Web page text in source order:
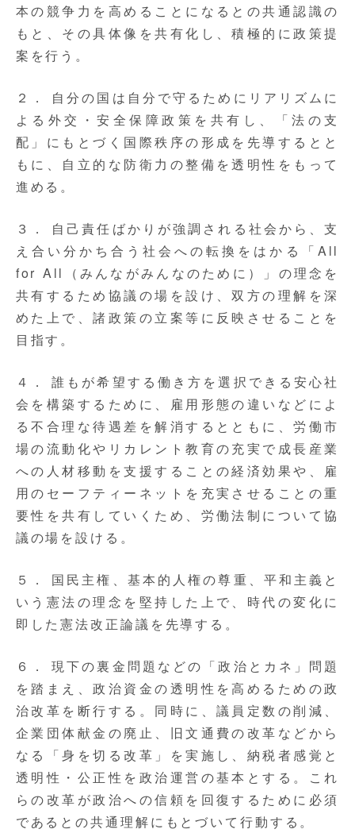
本の競争力を高めることになるとの共通認識の
もと、その具体像を共有化し、積極的に政策提
案を行う。
２． 自分の国は自分で守るためにリアリズムに
よる外交・安全保障政策を共有し、「法の支
配」にもとづく国際秩序の形成を先導するとと
もに、自立的な防衛力の整備を透明性をもって
進める。
３． 自己責任ばかりが強調される社会から、支
え合い分かち合う社会への転換をはかる「All
for All（みんながみんなのために）」の理念を
共有するため協議の場を設け、双方の理解を深
めた上で、諸政策の立案等に反映させることを
目指す。
４． 誰もが希望する働き方を選択できる安心社
会を構築するために、雇用形態の違いなどによ
る不合理な待遇差を解消するとともに、労働市
場の流動化やリカレント教育の充実で成長産業
への人材移動を支援することの経済効果や、雇
用のセーフティーネットを充実させることの重
要性を共有していくため、労働法制について協
議の場を設ける。
５． 国民主権、基本的人権の尊重、平和主義と
いう憲法の理念を堅持した上で、時代の変化に
即した憲法改正論議を先導する。
６． 現下の裏金問題などの「政治とカネ」問題
を踏まえ、政治資金の透明性を高めるための政
治改革を断行する。同時に、議員定数の削減、
企業団体献金の廃止、旧文通費の改革などから
なる「身を切る改革」を実施し、納税者感覚と
透明性・公正性を政治運営の基本とする。これ
らの改革が政治への信頼を回復するために必須
であるとの共通理解にもとづいて行動する。